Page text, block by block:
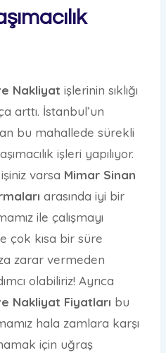
Nakliyat işlerinin sıklığı
arttı. İstanbul’un
bu mahallede sürekli
işleri yapılıyor.
varsa Mimar Sinan
arasında iyi bir
ile çalışmayı
çok kısa bir süre
zarar vermeden
olabiliriz! Ayrıca
Nakliyat Fiyatları bu
hala zamlara karşı
için uğraş